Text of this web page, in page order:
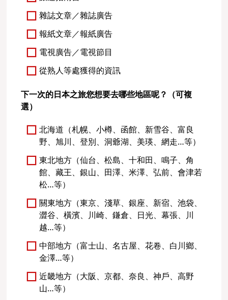
雜誌文章／雜誌廣告
報紙文章／報紙廣告
電視廣告／電視節目
從熟人等處獲得的資訊
下一次的日本之旅您想要去哪些地區呢？（可複
選）
北海道（札幌、小樽、函館、新雪谷、富良
野、旭川、登別、洞爺湖、美瑛、網走…等）
東北地方（仙台、松島、十和田、鳴子、角
館、藏王、銀山、田澤、米澤、弘前、會津若
松…等）
關東地方（東京、淺草、銀座、新宿、池袋、
澀谷、橫濱、川崎、鎌倉、日光、幕張、川
越…等）
中部地方（富士山、名古屋、花卷、白川鄉、
金澤…等）
近畿地方（大阪、京都、奈良、神戶、高野
山…等）